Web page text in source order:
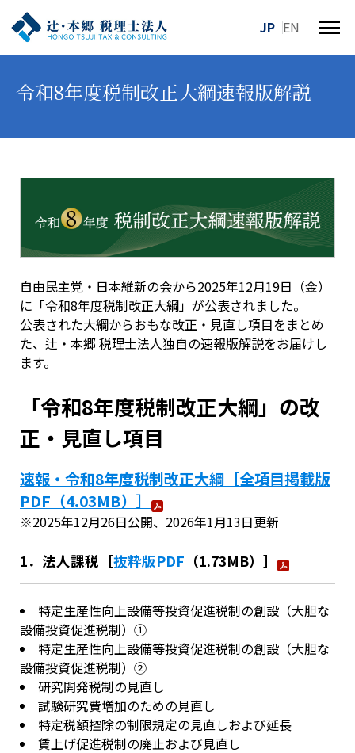
JP EN
メ
ニ
る
令和8年度税制改正大綱速報版解説
自由民主党・日本維新の会から2025年12月19日（金）
に「令和8年度税制改正大綱」が公表されました。
公表された大綱からおもな改正・見直し項目をまとめ
た、辻・本郷 税理士法人独自の速報版解説をお届けし
ます。
「令和8年度税制改正大綱」の改
正・見直し項目
速報・令和8年度税制改正大綱［全項目掲載版
PDF（4.03MB）］
※2025年12月26日公開、2026年1月13日更新
1．法人課税［抜粋版PDF （1.73MB）］
特定生産性向上設備等投資促進税制の創設（大胆な
設備投資促進税制）①
特定生産性向上設備等投資促進税制の創設（大胆な
設備投資促進税制）②
研究開発税制の見直し
試験研究費増加のための見直し
特定税額控除の制限規定の見直しおよび延長
賃上げ促進税制の廃止および見直し